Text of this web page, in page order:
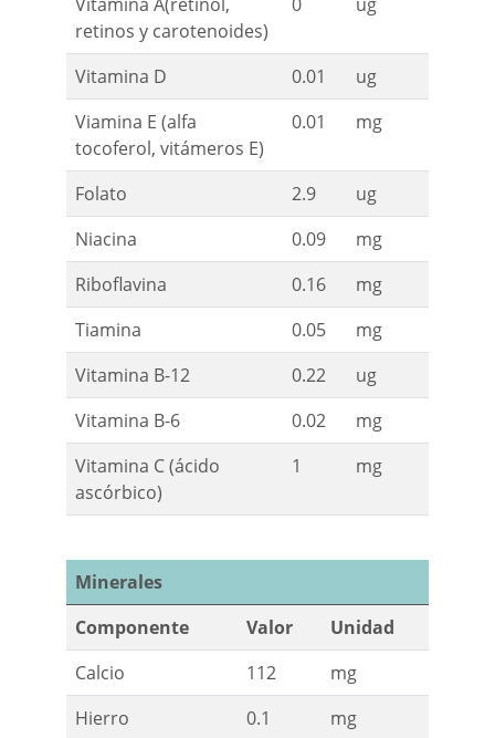
Vitamina A(retinol,
retinos y carotenoides)
0 ug
Vitamina D 0.01
ug
Viamina E (alfa
tocoferol, vitámeros E)
0.01 mg
Folato 2.9
ug
Niacina
0.09
mg
Riboflavina
0.16
mg
Tiamina
0.05
mg
Vitamina B-12
0.22
ug
Vitamina B-6
0.02
mg
Vitamina C (ácido
ascórbico)
1 mg
Minerales
Componente
Valor
Unidad
Calcio
112
mg
Hierro
0.1
mg